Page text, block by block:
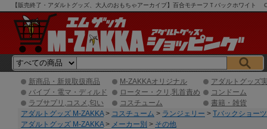
【販売終了・アダルトグッズ、大人のおもちゃアーカイブ】百合モチーフＴバックホワイ
グ】
新商品・新規取扱商品 M-ZAKKAオリジナル
アダルトグッズ
バイブ・電マ・ディルド
ローター・クリ,乳首責め
コンドーム
ラブサプリ,コスメ,匂い
コスチューム
書籍・雑貨
アダルトグッズ M-ZAKKA> コスチューム > ランジェリー > Tバックショーツ
アダルトグッズ M-ZAKKA> メーカー別 > その他